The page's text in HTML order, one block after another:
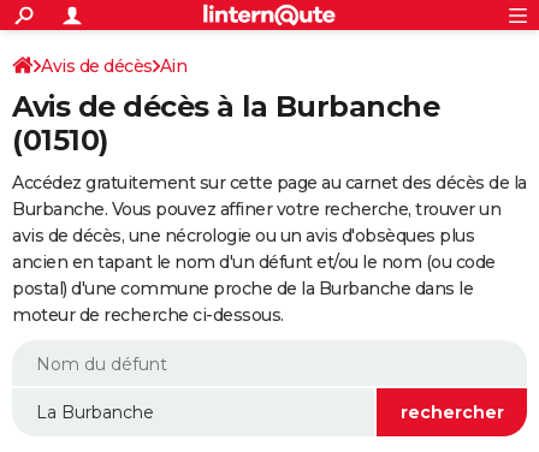
ACTUALITÉS
Politique
Société
Faits Divers
Education
Monde
Villes
+
SPORT
Coupe du monde 2026
Football
Tennis
Cyclisme
Rugby
Forum
FINANCE
Retraite
Impôts
Epargne
Immobilier
Risques naturels par ville
Banque
Assurance
Crédit
Essais
Réserver un essai
Citadines
Berlines
SUV
Forum auto
+
HIGH-TECH
Mobiles
Meilleur smartphone
Internet
Ordinateurs
Jeux vidéo
Guide high-tech
+BRICOLAGE
Forum
Aménagement intérieur
Extérieur
Cuisine
Salle de bains
Jardinage
Rangement
WEEK-END
Guides de France
Escapades
Patrimoine
Expositions
Musées
Week-end nature
LIFESTYLE
Avis de décès Ain
Avis de décès à la Burbanche
(01510)
Accédez gratuitement sur cette page au carnet des décès de la
Burbanche. Vous pouvez affiner votre recherche, trouver un
avis de décès, une nécrologie ou un avis d'obsèques plus
ancien en tapant le nom d'un défunt et/ou le nom (ou code
postal) d'une commune proche de la Burbanche dans le
moteur de recherche ci-dessous.